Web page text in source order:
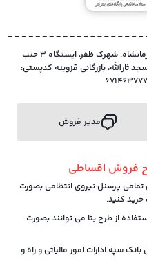
کرمانشاه، شهرک ظفر، ایستگاه 3 جنب
ثارالله، بازرگانی قزوینه کدپستی:
مدیر فروش
فروش اقساطی
پرسنل نیروی انتظامی بصورت
کنید.
از طرح بتا می توانند بصورت
سپه ادارات امور مالیاتی و راه و